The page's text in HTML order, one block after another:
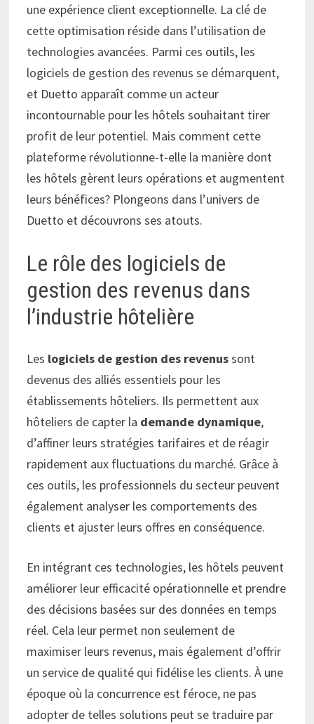
une expérience client exceptionnelle. La clé de
cette optimisation réside dans l’utilisation de
technologies avancées. Parmi ces outils, les
logiciels de gestion des revenus se démarquent,
et Duetto apparaît comme un acteur
incontournable pour les hôtels souhaitant tirer
profit de leur potentiel. Mais comment cette
plateforme révolutionne-t-elle la manière dont
les hôtels gèrent leurs opérations et augmentent
leurs bénéfices? Plongeons dans l’univers de
Duetto et découvrons ses atouts.
Le rôle des logiciels de
gestion des revenus dans
l’industrie hôtelière
Les logiciels de gestion des revenussont
devenus des alliés essentiels pour les
établissements hôteliers. Ils permettent aux
hôteliers de capter la demande dynamique,
d’affiner leurs stratégies tarifaires et de réagir
rapidement aux fluctuations du marché. Grâce à
ces outils, les professionnels du secteur peuvent
également analyser les comportements des
clients et ajuster leurs offres en conséquence.
En intégrant ces technologies, les hôtels peuvent
améliorer leur efficacité opérationnelle et prendre
des décisions basées sur des données en temps
réel. Cela leur permet non seulement de
maximiser leurs revenus, mais également d’offrir
un service de qualité qui fidélise les clients. À une
époque où la concurrence est féroce, ne pas
adopter de telles solutions peut se traduire par